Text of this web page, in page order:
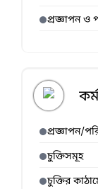
প্রজ্ঞাপন ও
প্রজ্ঞাপন/
চুক্তিসমূহ
চুক্তির